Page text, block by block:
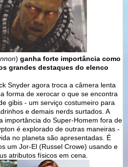
) ganha forte importância como
grandes destaques do elenco
Snyder agora troca a câmera lenta
forma de xerocar o que se encontra
gibis - um serviço costumeiro para
e demais nerds surtados. A
importância do Super-Homem fora de
é explorado de outras maneiras -
no planeta são apresentadas. É
um Jor-El (Russel Crowe) usando e
atributos físicos em cena.